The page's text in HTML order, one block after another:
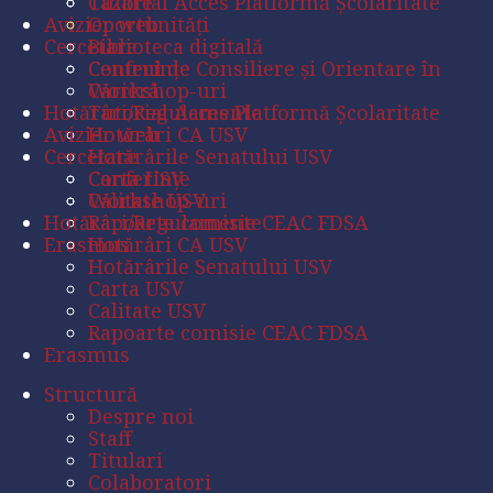
Avizier web
Cercetare
Conferințe
Workshop-uri
Hotărâri/Regulamente
Hotărâri CA USV
Hotărârile Senatului USV
Carta USV
Calitate USV
Rapoarte comisie CEAC FDSA
Erasmus
Oportunități
Biblioteca digitală
Centrul de Consiliere şi Orientare în
Carieră
Tutorial Acces Platformă Școlaritate
Avizier web
Cercetare
Conferințe
Workshop-uri
Hotărâri/Regulamente
Hotărâri CA USV
Hotărârile Senatului USV
Carta USV
Calitate USV
Rapoarte comisie CEAC FDSA
Erasmus
Structură
Despre noi
Staff
Titulari
Colaboratori